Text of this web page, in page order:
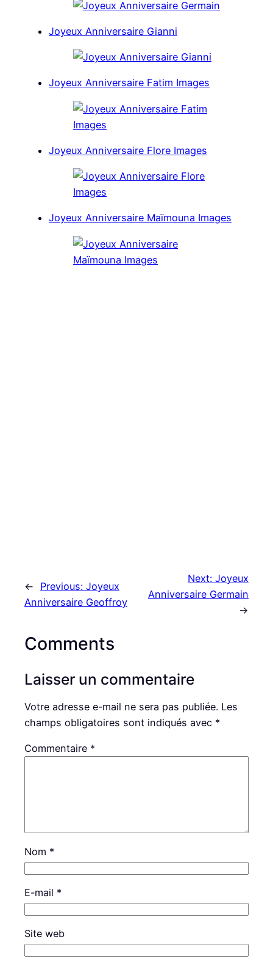
Joyeux Anniversaire Gianni
Joyeux Anniversaire Fatim Images
Joyeux Anniversaire Flore Images
Joyeux Anniversaire Maïmouna Images
← Previous: Joyeux
Anniversaire Geoffroy
Next: Joyeux
Anniversaire Germain
→
Comments
Laisser un commentaire
Votre adresse e-mail ne sera pas publiée. Les
champs obligatoires sont indiqués avec *
Commentaire *
Nom *
E-mail *
Site web